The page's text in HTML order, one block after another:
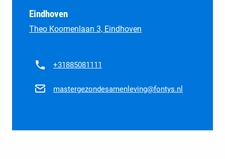
Eindhoven
Theo Koomenlaan 3, Eindhoven
+31885081111
mastergezondesamenleving@fontys.nl